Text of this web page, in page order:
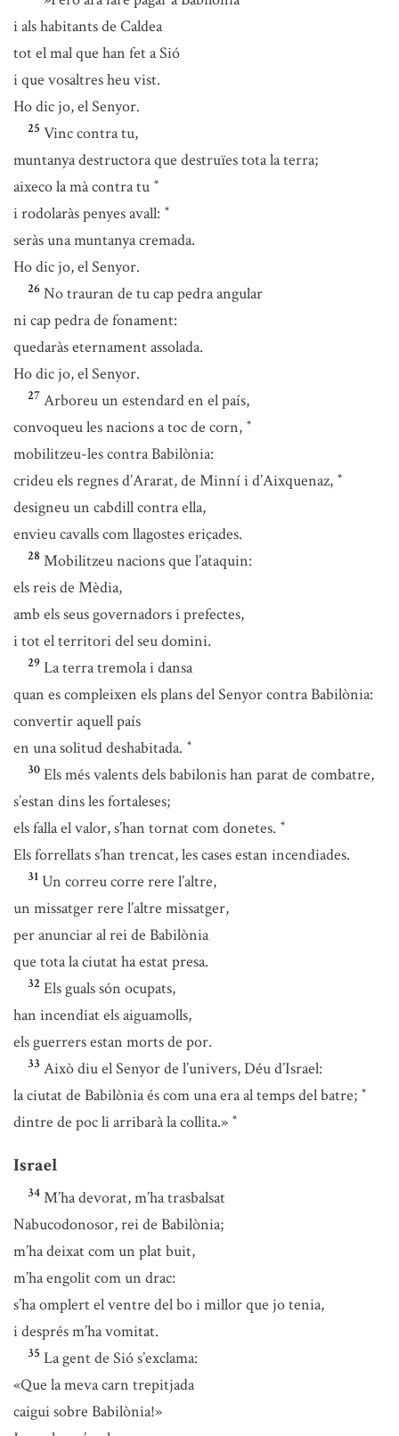
i als habitants de Caldea
tot el mal que han fet a Sió
i que vosaltres heu vist.
Ho dic jo, el Senyor.
25 Vinc contra tu,
muntanya destructora que destruïes tota la terra;
aixeco la mà contra tu *
i rodolaràs penyes avall: *
seràs una muntanya cremada.
Ho dic jo, el Senyor.
26 No trauran de tu cap pedra angular
ni cap pedra de fonament:
quedaràs eternament assolada.
Ho dic jo, el Senyor.
27 Arboreu un estendard en el país,
convoqueu les nacions a toc de corn, *
mobilitzeu-les contra Babilònia:
crideu els regnes d’Ararat, de Minní i d’Aixquenaz, *
designeu un cabdill contra ella,
envieu cavalls com llagostes eriçades.
28 Mobilitzeu nacions que l’ataquin:
els reis de Mèdia,
amb els seus governadors i prefectes,
i tot el territori del seu domini.
29 La terra tremola i dansa
quan es compleixen els plans del Senyor contra Babilònia:
convertir aquell país
en una solitud deshabitada. *
30 Els més valents dels babilonis han parat de combatre,
s’estan dins les fortaleses;
els falla el valor, s’han tornat com donetes. *
Els forrellats s’han trencat, les cases estan incendiades.
31 Un correu corre rere l’altre,
un missatger rere l’altre missatger,
per anunciar al rei de Babilònia
que tota la ciutat ha estat presa.
32 Els guals són ocupats,
han incendiat els aiguamolls,
els guerrers estan morts de por.
33 Això diu el Senyor de l’univers, Déu d’Israel:
la ciutat de Babilònia és com una era al temps del batre; *
dintre de poc li arribarà la collita.» *
Israel
34 M’ha devorat, m’ha trasbalsat
Nabucodonosor, rei de Babilònia;
m’ha deixat com un plat buit,
m’ha engolit com un drac:
s’ha omplert el ventre del bo i millor que jo tenia,
i després m’ha vomitat.
35 La gent de Sió s’exclama:
«Que la meva carn trepitjada
caigui sobre Babilònia!»